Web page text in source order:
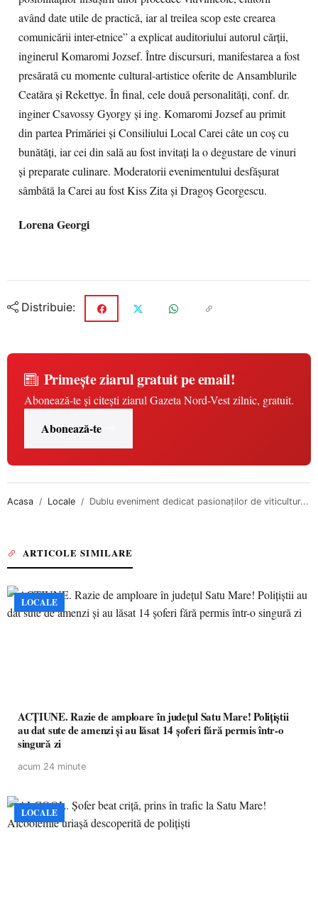
având date utile de practică, iar al treilea scop este crearea
comunicării inter-etnice” a explicat auditoriului autorul cărţii,
inginerul Komaromi Jozsef. Între discursuri, manifestarea a fost
presărată cu momente cultural-artistice oferite de Ansamblurile
Ceatăra şi Rekettye. În final, cele două personalităţi, conf. dr.
inginer Csavossy Gyorgy şi ing. Komaromi Jozsef au primit
din partea Primăriei şi Consiliului Local Carei câte un coş cu
bunătăţi, iar cei din sală au fost invitaţi la o degustare de vinuri
şi preparate culinare. Moderatorii evenimentului desfăşurat
sâmbătă la Carei au fost Kiss Zita şi Dragoş Georgescu.
Lorena Georgi
Distribuie:
Primește ziarul gratuit pe email!
Abonează-te și citești ziarul Gazeta Nord-Vest zilnic, gratuit.
Abonează-te
Acasa Locale Dublu eveniment dedicat pasionaţilor de viticultur...
ARTICOLE SIMILARE
LOCALE
ACȚIUNE. Razie de amploare în județul Satu Mare! Polițiștii
au dat sute de amenzi și au lăsat 14 șoferi fără permis într-o
singură zi
acum 24 minute
LOCALE